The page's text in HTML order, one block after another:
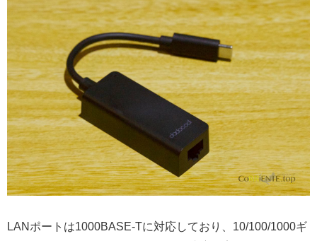
LANポートは1000BASE-Tに対応しており、10/100/1000ギ